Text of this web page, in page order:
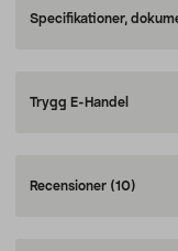
Specifikationer,
Trygg E-Handel
Recensioner (10)